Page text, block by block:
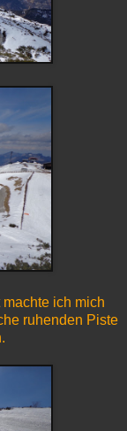
ich mich
ruhenden Piste